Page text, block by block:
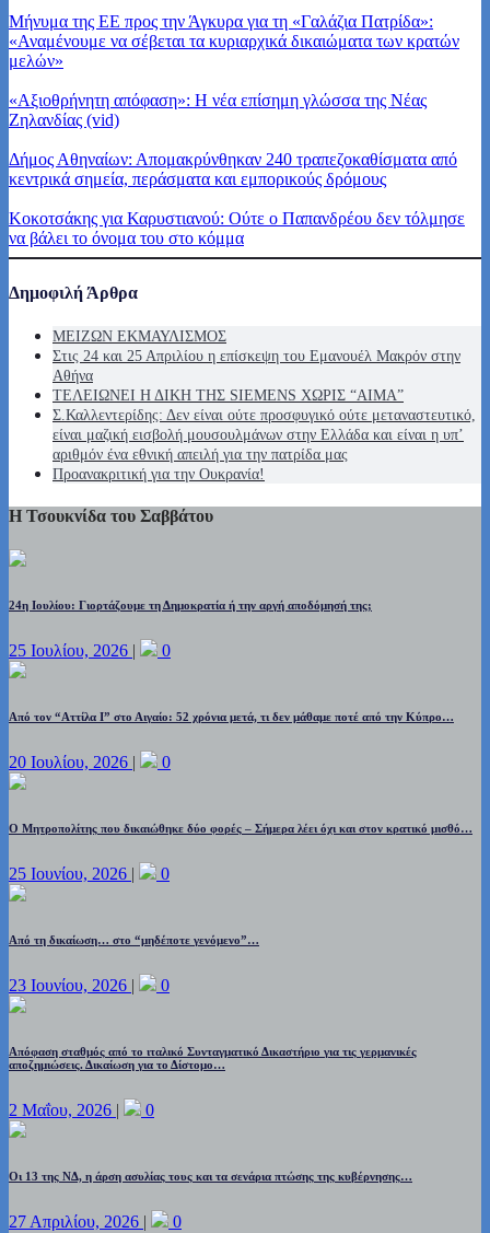
Μήνυμα της ΕΕ προς την Άγκυρα για τη «Γαλάζια Πατρίδα»:
«Αναμένουμε να σέβεται τα κυριαρχικά δικαιώματα των κρατών
μελών»
«Αξιοθρήνητη απόφαση»: Η νέα επίσημη γλώσσα της Νέας
Ζηλανδίας (vid)
Δήμος Αθηναίων: Απομακρύνθηκαν 240 τραπεζοκαθίσματα από
κεντρικά σημεία, περάσματα και εμπορικούς δρόμους
Κοκοτσάκης για Καρυστιανού: Ούτε ο Παπανδρέου δεν τόλμησε
να βάλει το όνομα του στο κόμμα
Δημοφιλή Άρθρα
ΜΕΙΖΩΝ ΕΚΜΑΥΛΙΣΜΟΣ
Στις 24 και 25 Απριλίου η επίσκεψη του Εμανουέλ Μακρόν στην
Αθήνα
ΤΕΛΕΙΩΝΕΙ Η ΔΙΚΗ ΤΗΣ SIEMENS ΧΩΡΙΣ “ΑΙΜΑ”
Σ.Καλλεντερίδης: Δεν είναι ούτε προσφυγικό ούτε μεταναστευτικό,
είναι μαζική εισβολή μουσουλμάνων στην Ελλάδα και είναι η υπ’
αριθμόν ένα εθνική απειλή για την πατρίδα μας
Προανακριτική για την Ουκρανία!
Η Τσουκνίδα του Σαββάτου
24η Ιουλίου: Γιορτάζουμε τη Δημοκρατία ή την αργή αποδόμησή της;
25 Ιουλίου, 2026 | 0
Από τον “Αττίλα Ι” στο Αιγαίο: 52 χρόνια μετά, τι δεν μάθαμε ποτέ από την Κύπρο…
20 Ιουλίου, 2026 | 0
Ο Μητροπολίτης που δικαιώθηκε δύο φορές – Σήμερα λέει όχι και στον κρατικό μισθό…
25 Ιουνίου, 2026 | 0
Από τη δικαίωση… στο “μηδέποτε γενόμενο”…
23 Ιουνίου, 2026 | 0
Απόφαση σταθμός από το ιταλικό Συνταγματικό Δικαστήριο για τις γερμανικές
αποζημιώσεις. Δικαίωση για το Δίστομο…
2 Μαΐου, 2026 | 0
Οι 13 της ΝΔ, η άρση ασυλίας τους και τα σενάρια πτώσης της κυβέρνησης…
27 Απριλίου, 2026 | 0